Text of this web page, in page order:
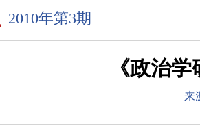
2010年第3期
《政治
来